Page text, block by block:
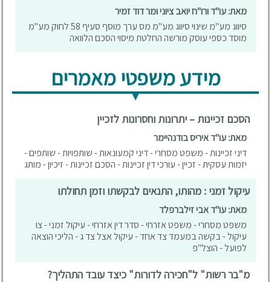
מאת: עו"ד ורו"ח יואב ציוני ומר דוד זמיר
סיווג מע"מ שינוי סיווג מע"מ מס ערך מוסף סעיף 58 לחוק מע"מ
מוסד כספי עוסק מורשה החלטת מיסוי הסכם הלוואה
מידע משפטי מאמרים
הסכם זכיינות – יתרונות וחסרונות לזכיין
מאת: עו"ד איריס בודנהיימר
דיני זכיינות - משפט מסחרי - דיני קמעונאות - שותפויות - שותפים -
יזמות עסקית - זכיין - עורכי דין זכיינות - הסכם זכיינות - זיכיון - מותג
עיקול זמני : מהותו, התנאים לבקשתו וזמן תחולתו
מאת: עו"ד אבי זילברפלד
משפט מסחרי - משפט אזרחי - סדר דין אזרחי - עיקול זמני - צו
עיקול - בקשה במעמד צד אחד - עיקול אצל צד ג - הליכי הוצאה
לפועל - הוצל"פ
מ"בר רשות" ל"חכירה לדורות" כיצד עובד התהליך?